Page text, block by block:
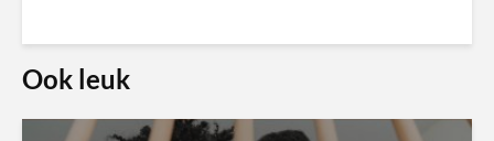
Ook leuk